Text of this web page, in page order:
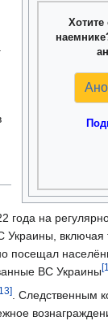
Хотите
на
включая
посещал
ВС Украины
. Следственным